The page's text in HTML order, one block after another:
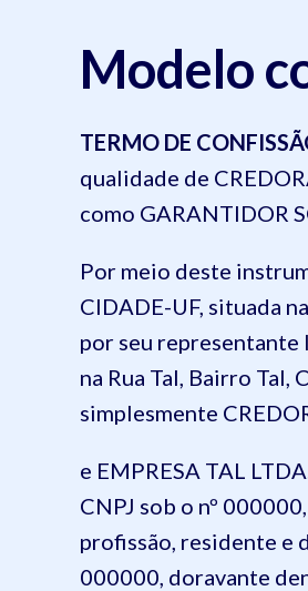
Modelo
TERMO DE
qualidade de
como GARANTIDOR
Por meio deste
CIDADE-UF, situada
por seu representante
na Rua Tal, Bairro
simplesmente
e EMPRESA TAL
CNPJ sob o nº
profissão, residente e
000000, doravante